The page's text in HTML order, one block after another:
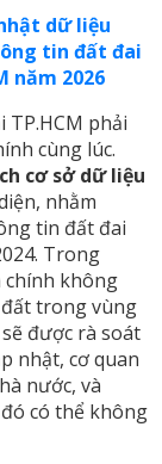
dữ liệu
tin đất đai
năm 2026
TP.HCM phải
cùng lúc.
cơ sở dữ liệu
nhằm
tin đất đai
Trong
chính không
trong vùng
được rà soát
nhật, cơ quan
nước, và
có thể không